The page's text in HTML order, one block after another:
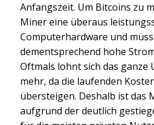
Anfangszeit. Um Bitcoins zu
Miner eine überaus
Computerhardware und
dementsprechend hohe
Oftmals lohnt sich das
mehr, da die laufenden
übersteigen. Deshalb ist das
aufgrund der deutlich